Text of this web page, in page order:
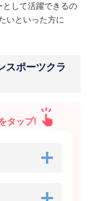
して活躍できるの
いといった方に
スポーツクラ
タップ!